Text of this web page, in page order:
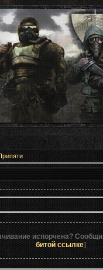
испорчена?
битой ссылке]